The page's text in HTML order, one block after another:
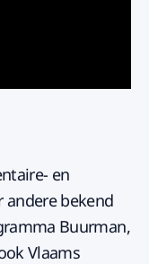
en
bekend
Buurman,
Vlaams